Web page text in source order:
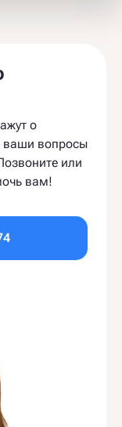
о
ваши вопросы
или
вам!